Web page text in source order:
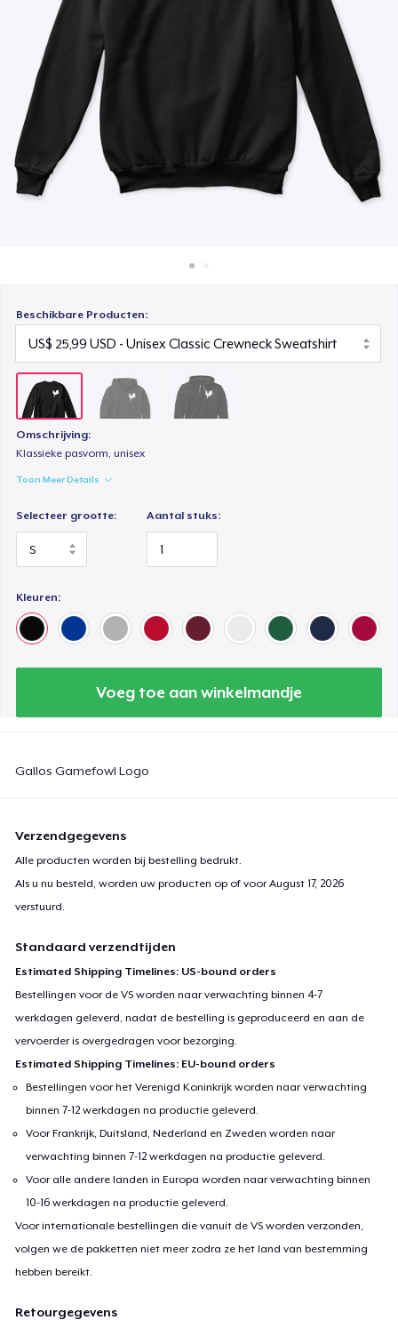
Beschikbare Producten:
Omschrijving:
Klassieke pasvorm, unisex
Toon Meer Details
Selecteer grootte: Aantal stuks:
Kleuren:
Voeg toe aan winkelmandje
Gallos Gamefowl Logo
Verzendgegevens
Alle producten worden bij bestelling bedrukt.
Als u nu besteld, worden uw producten op of voorAugust 17, 2026
verstuurd.
Standaard verzendtijden
Estimated Shipping Timelines: US-bound orders
Bestellingen voor de VS worden naar verwachting binnen 4-7
werkdagen geleverd, nadat de bestelling is geproduceerd en aan de
vervoerder is overgedragen voor bezorging.
Estimated Shipping Timelines: EU-bound orders
Bestellingen voor het Verenigd Koninkrijk worden naar verwachting
binnen 7-12 werkdagen na productie geleverd.
Voor Frankrijk, Duitsland, Nederland en Zweden worden naar
verwachting binnen 7-12 werkdagen na productie geleverd.
Voor alle andere landen in Europa worden naar verwachting binnen
10-16 werkdagen na productie geleverd.
Voor internationale bestellingen die vanuit de VS worden verzonden,
volgen we de pakketten niet meer zodra ze het land van bestemming
hebben bereikt.
Retourgegevens